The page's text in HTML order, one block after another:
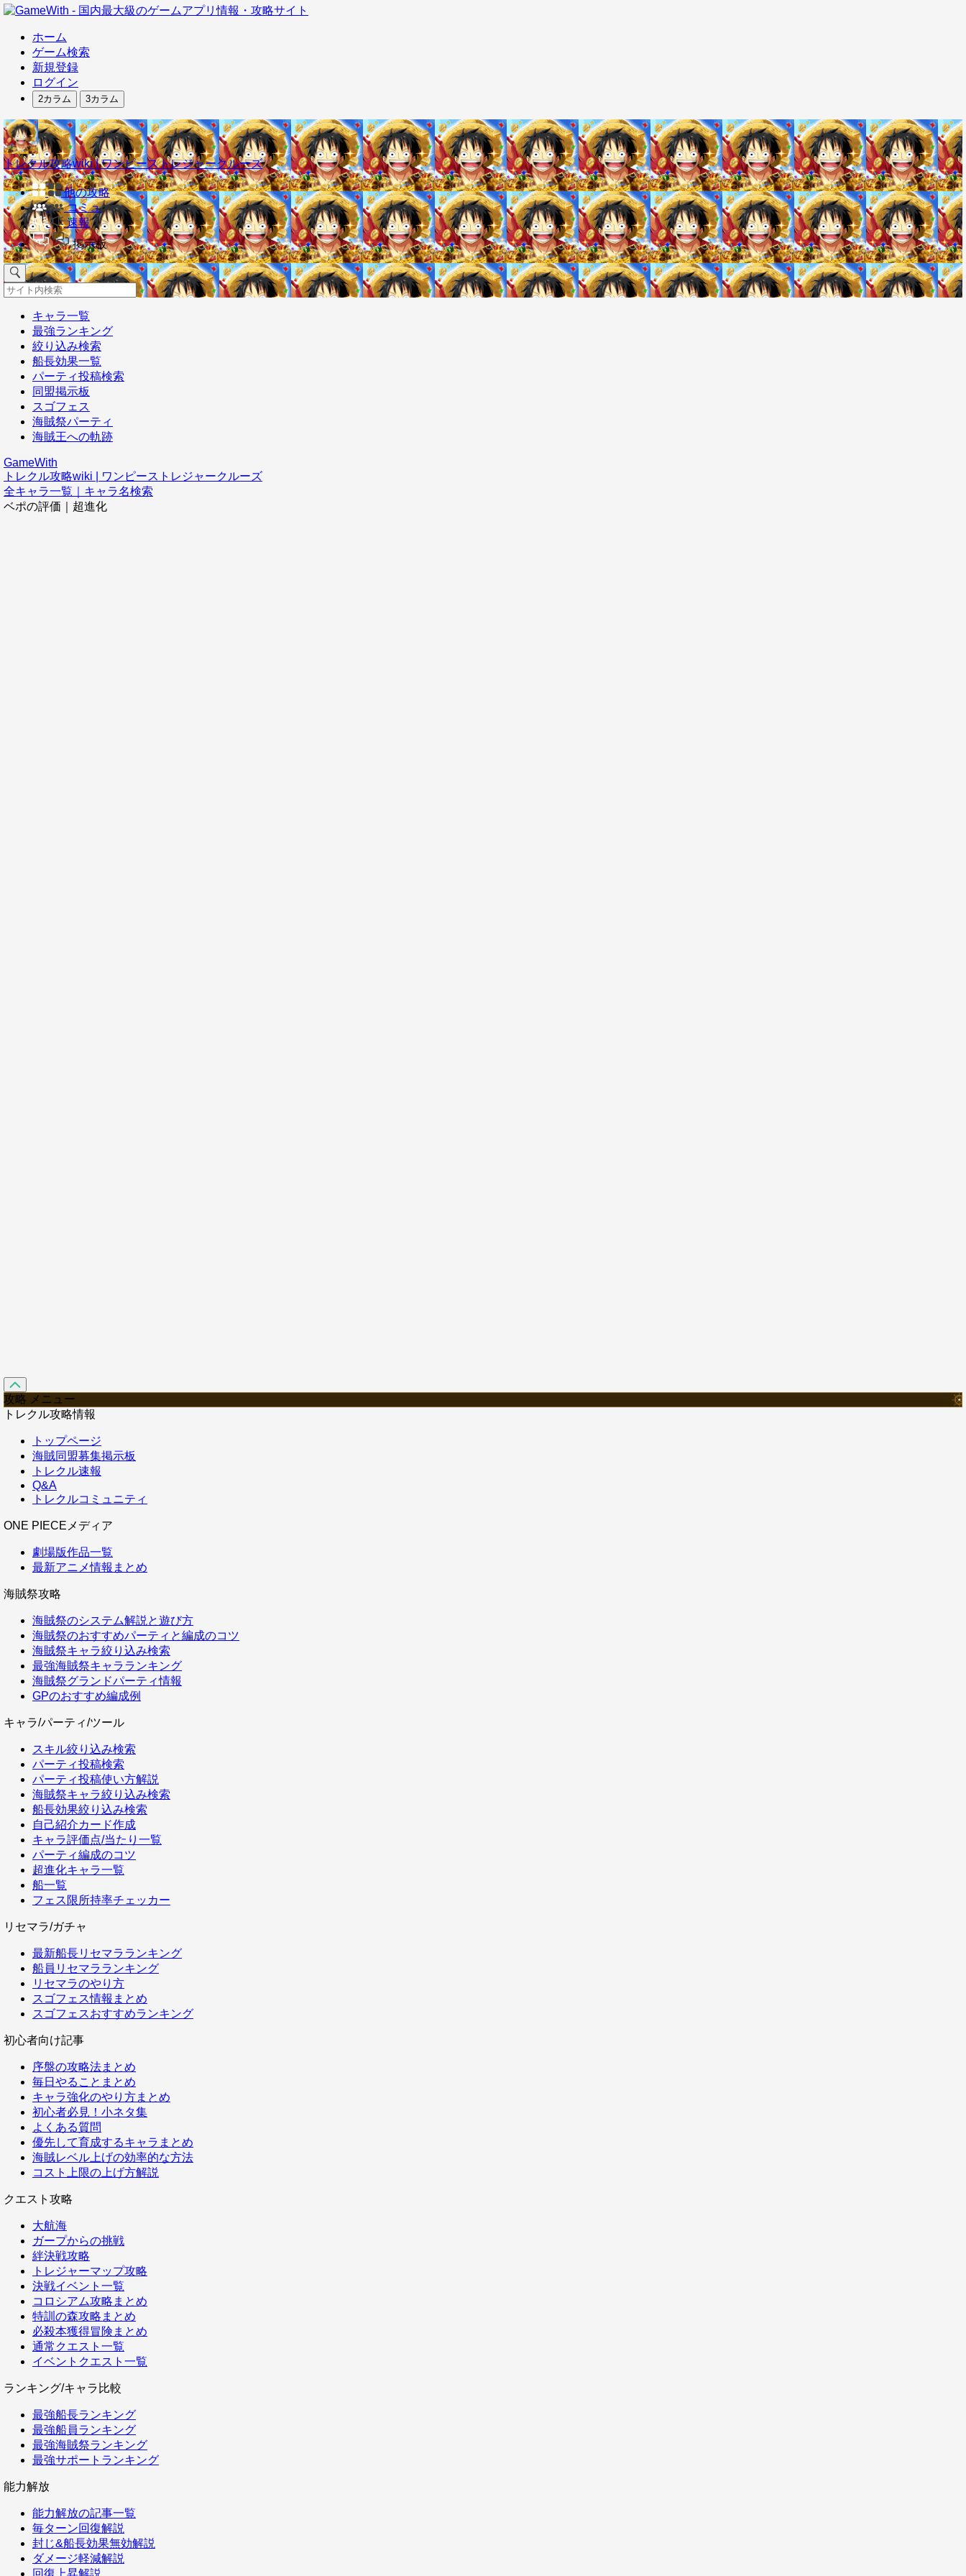
ホーム
ゲーム検索
新規登録
ログイン
2カラム 3カラム
トレクル攻略wiki | ワンピーストレジャークルーズ
他の攻略
コミュ
速報
掲示板
キャラ一覧
最強ランキング
絞り込み検索
船長効果一覧
パーティ投稿検索
同盟掲示板
スゴフェス
海賊祭パーティ
海賊王への軌跡
GameWith
トレクル攻略wiki | ワンピーストレジャークルーズ
全キャラ一覧｜キャラ名検索
ベポの評価｜超進化
攻略 メニュー
トレクル攻略情報
トップページ
海賊同盟募集掲示板
トレクル速報
Q&A
トレクルコミュニティ
ONE PIECEメディア
劇場版作品一覧
最新アニメ情報まとめ
海賊祭攻略
海賊祭のシステム解説と遊び方
海賊祭のおすすめパーティと編成のコツ
海賊祭キャラ絞り込み検索
最強海賊祭キャラランキング
海賊祭グランドパーティ情報
GPのおすすめ編成例
キャラ/パーティ/ツール
スキル絞り込み検索
パーティ投稿検索
パーティ投稿使い方解説
海賊祭キャラ絞り込み検索
船長効果絞り込み検索
自己紹介カード作成
キャラ評価点/当たり一覧
パーティ編成のコツ
超進化キャラ一覧
船一覧
フェス限所持率チェッカー
リセマラ/ガチャ
最新船長リセマラランキング
船員リセマラランキング
リセマラのやり方
スゴフェス情報まとめ
スゴフェスおすすめランキング
初心者向け記事
序盤の攻略法まとめ
毎日やることまとめ
キャラ強化のやり方まとめ
初心者必見！小ネタ集
よくある質問
優先して育成するキャラまとめ
海賊レベル上げの効率的な方法
コスト上限の上げ方解説
クエスト攻略
大航海
ガープからの挑戦
絆決戦攻略
トレジャーマップ攻略
決戦イベント一覧
コロシアム攻略まとめ
特訓の森攻略まとめ
必殺本獲得冒険まとめ
通常クエスト一覧
イベントクエスト一覧
ランキング/キャラ比較
最強船長ランキング
最強船員ランキング
最強海賊祭ランキング
最強サポートランキング
能力解放
能力解放の記事一覧
毎ターン回復解説
封じ&船長効果無効解説
ダメージ軽減解説
回復上昇解説